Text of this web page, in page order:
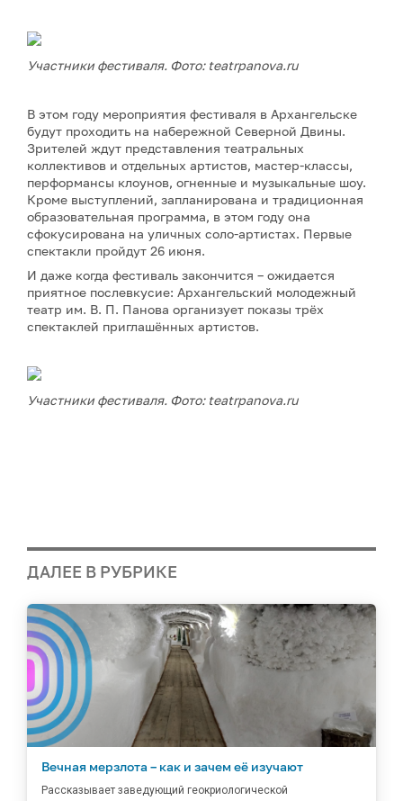
Участники фестиваля. Фото: teatrpanova.ru
В этом году мероприятия фестиваля в Архангельске
будут проходить на набережной Северной Двины.
Зрителей ждут представления театральных
коллективов и отдельных артистов, мастер-классы,
перформансы клоунов, огненные и музыкальные шоу.
Кроме выступлений, запланирована и традиционная
образовательная программа, в этом году она
сфокусирована на уличных соло-артистах. Первые
спектакли пройдут 26 июня.
И даже когда фестиваль закончится – ожидается
приятное послевкусие: Архангельский молодежный
театр им. В. П. Панова организует показы трёх
спектаклей приглашённых артистов.
Участники фестиваля. Фото: teatrpanova.ru
ДАЛЕЕ В РУБРИКЕ
Вечная мерзлота – как и зачем её изучают
Рассказывает заведующий геокриологической